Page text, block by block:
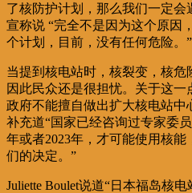
了核防护计划，那么我们一定会
宣称说 “完全不是因为这个原因
个计划，目前，没有任何危险。”
当提到核电站时，核裂变，核危
因此民众还是很担忧。关于这一
政府不能擅自做出扩大核电站
补充道“国家已经咨询过专家委
年或者2023年，才可能使用核
们的决定。”
Juliette Boulet说道“日本福岛核